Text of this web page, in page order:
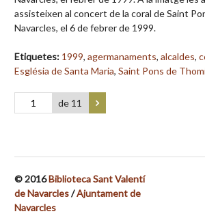
assisteixen al concert de la coral de Saint
Navarcles, el 6 de febrer de 1999.
Etiquetes: 1999, agermanaments, alcaldes,
Església de Santa Maria, Saint Pons de
de 11
© 2016Biblioteca Sant Valentí
de Navarcles/Ajuntament de
Navarcles